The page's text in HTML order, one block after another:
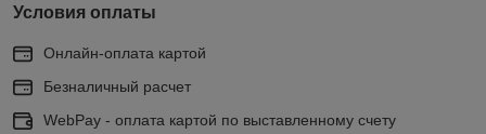
Условия оплаты
Онлайн-оплата картой
Безналичный расчет
WebPay - оплата картой по выставленному счету